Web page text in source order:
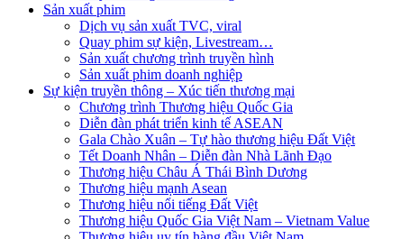
Sản xuất phim
Dịch vụ sản xuất TVC, viral
Quay phim sự kiện, Livestream…
Sản xuất chương trình truyền hình
Sản xuất phim doanh nghiệp
Sự kiện truyền thông – Xúc tiến thương mại
Chương trình Thương hiệu Quốc Gia
Diễn đàn phát triển kinh tế ASEAN
Gala Chào Xuân – Tự hào thương hiệu Đất Việt
Tết Doanh Nhân – Diễn đàn Nhà Lãnh Đạo
Thương hiệu Châu Á Thái Bình Dương
Thương hiệu mạnh Asean
Thương hiệu nổi tiếng Đất Việt
Thương hiệu Quốc Gia Việt Nam – Vietnam Value